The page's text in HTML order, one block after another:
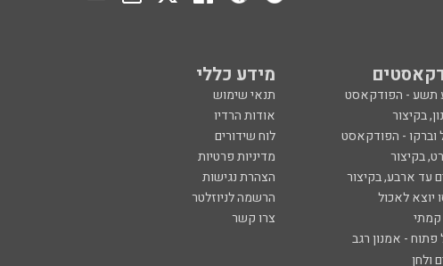
מידע כללי
תשע - הפודקאסט
תנאי שימוש
בקיצור
אודות הרדיו
וברקו - הפודקאסט
לוח שידורים
בקיצור
מדיניות פרטיות
עד ארבע, בקיצור
הצהרת נגישות
יוצא לאכול
הרשמה לניוזלטר
צרו קשר
פתוח - אמנון רגב
ולחן